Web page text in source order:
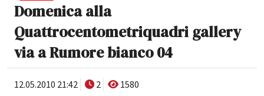
Domenica alla
Quattrocentometriquadri gallery
via a Rumore bianco 04
12.05.2010 21:42 2
1580